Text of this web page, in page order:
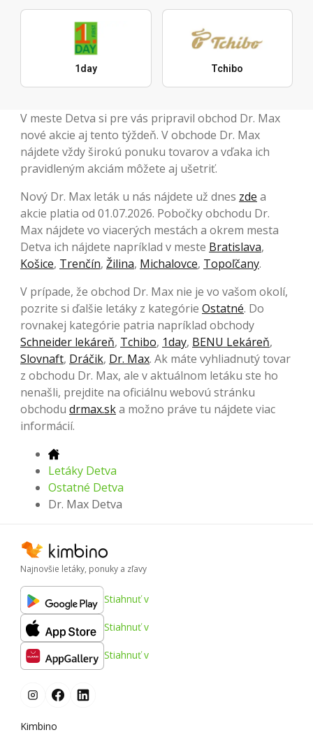
1day Tchibo
V meste Detva si pre vás pripravil obchod Dr. Max
nové akcie aj tento týždeň. V obchode Dr. Max
nájdete vždy širokú ponuku tovarov a vďaka ich
pravidleným akciám môžete aj ušetriť.
Nový Dr. Max leták u nás nájdete už dnes zde a
akcie platia od 01.07.2026. Pobočky obchodu Dr.
Max nájdete vo viacerých mestách a okrem mesta
Detva ich nájdete napríklad v meste Bratislava,
Košice, Trenčín, Žilina, Michalovce, Topoľčany.
V prípade, že obchod Dr. Max nie je vo vašom okolí,
pozrite si ďalšie letáky z kategórie Ostatné. Do
rovnakej kategórie patria napríklad obchody
Schneider lekáreň, Tchibo, 1day, BENU Lekáreň,
Slovnaft, Dráčik, Dr. Max. Ak máte vyhliadnutý tovar
z obchodu Dr. Max, ale v aktuálnom letáku ste ho
nenašli, prejdite na oficiálnu webovú stránku
obchodu drmax.ska možno práve tu nájdete viac
informácií.
Letáky Detva
Ostatné Detva
Dr. Max Detva
Najnovšie letáky, ponuky a zľavy
Stiahnuť v
Stiahnuť v
Stiahnuť v
Kimbino